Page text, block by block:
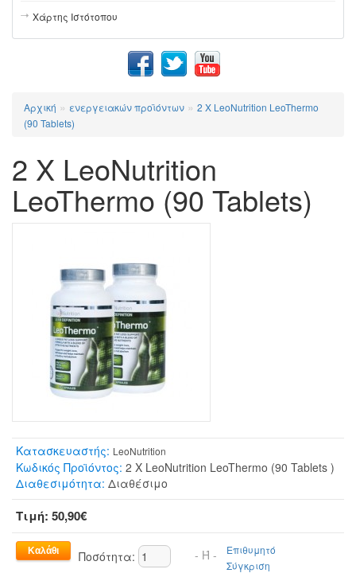
Χάρτης Ιστότοπου
Αρχική » ενεργειακών προϊόντων » 2 X LeoNutrition LeoThermo
(90 Tablets)
2 X LeoNutrition
LeoThermo (90 Tablets)
Κατασκευαστής: LeoNutrition
Κωδικός Προϊόντος: 2 X LeoNutrition LeoThermo (90 Tablets )
Διαθεσιμότητα: Διαθέσιμο
Τιμή: 50,90€
Ποσότητα: - Ή -
Επιθυμητό
Σύγκριση